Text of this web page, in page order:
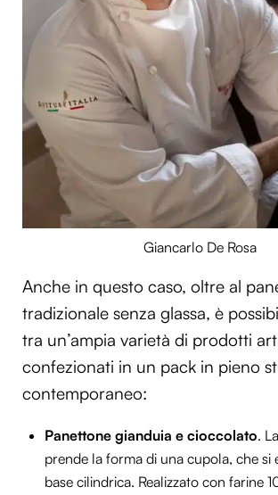
Giancarlo De Rosa
Anche in questo caso, oltre al
tradizionale senza glassa, è
tra un’ampia varietà di prodotti
confezionati in un pack in pieno
contemporaneo:
Panettone gianduia e cioccolato.
prende la forma di una cupola, che si
base cilindrica. Realizzato con farine